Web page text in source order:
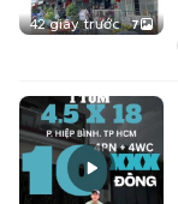
42 giây trước 7